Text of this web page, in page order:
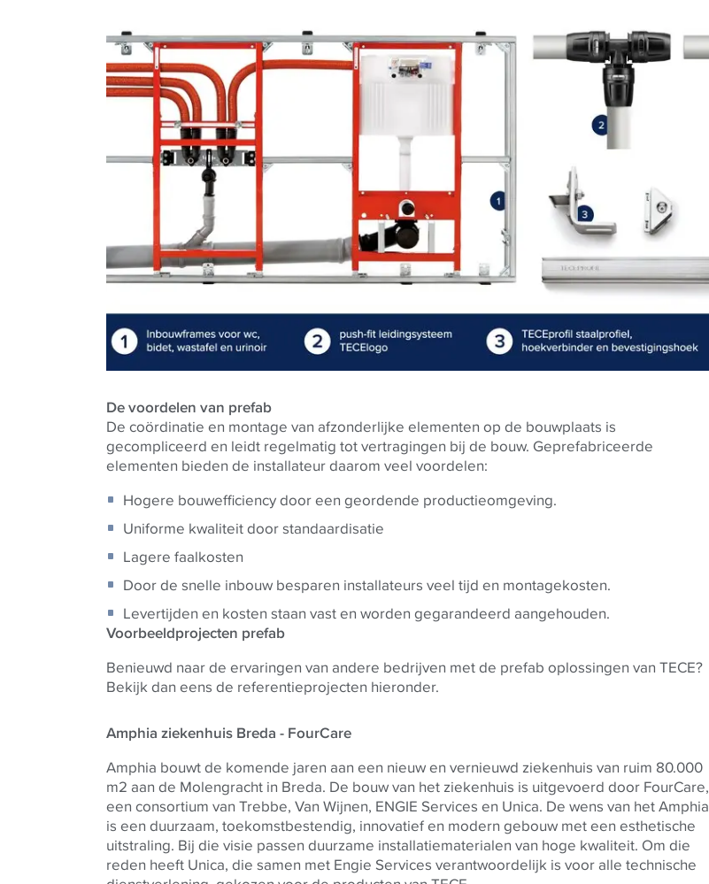
De voordelen van prefab
De coördinatie en montage van afzonderlijke elementen op de bouwplaats is
gecompliceerd en leidt regelmatig tot vertragingen bij de bouw. Geprefabriceerde
elementen bieden de installateur daarom veel voordelen:
Hogere bouwefficiency door een geordende productieomgeving.
Uniforme kwaliteit door standaardisatie
Lagere faalkosten
Door de snelle inbouw besparen installateurs veel tijd en montagekosten.
Levertijden en kosten staan vast en worden gegarandeerd aangehouden.
Voorbeeldprojecten prefab
Benieuwd naar de ervaringen van andere bedrijven met de prefab oplossingen van TECE?
Bekijk dan eens de referentieprojecten hieronder.
Amphia ziekenhuis Breda - FourCare
Amphia bouwt de komende jaren aan een nieuw en vernieuwd ziekenhuis van ruim 80.000
m2 aan de Molengracht in Breda. De bouw van het ziekenhuis is uitgevoerd door FourCare,
een consortium van Trebbe, Van Wijnen, ENGIE Services en Unica. De wens van het Amphia
is een duurzaam, toekomstbestendig, innovatief en modern gebouw met een esthetische
uitstraling. Bij die visie passen duurzame installatiematerialen van hoge kwaliteit. Om die
reden heeft Unica, die samen met Engie Services verantwoordelijk is voor alle technische